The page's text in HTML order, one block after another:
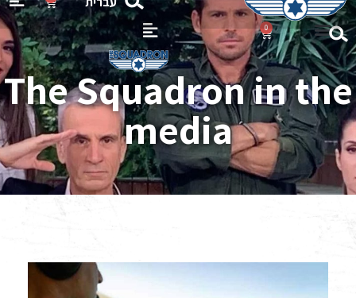
0
The Squadron in the
media